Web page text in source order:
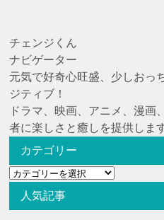
チェンジくん
ナビゲーター
元気で好奇心旺盛、少しおっ
ジティブ！
ドラマ、映画、アニメ、漫画
者に楽しさと癒しを提供しま
カテゴリー
カ
人気記事